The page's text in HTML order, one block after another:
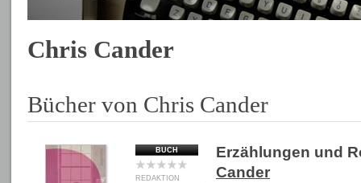
Chris Cander
Bücher von Chris Cander
BUCH
REDAKTION
Erzählungen und
Cander